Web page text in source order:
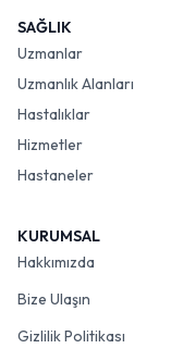
SAĞLIK
Uzmanlar
Uzmanlık Alanları
Hastalıklar
Hizmetler
Hastaneler
KURUMSAL
Hakkımızda
Bize Ulaşın
Gizlilik Politikası